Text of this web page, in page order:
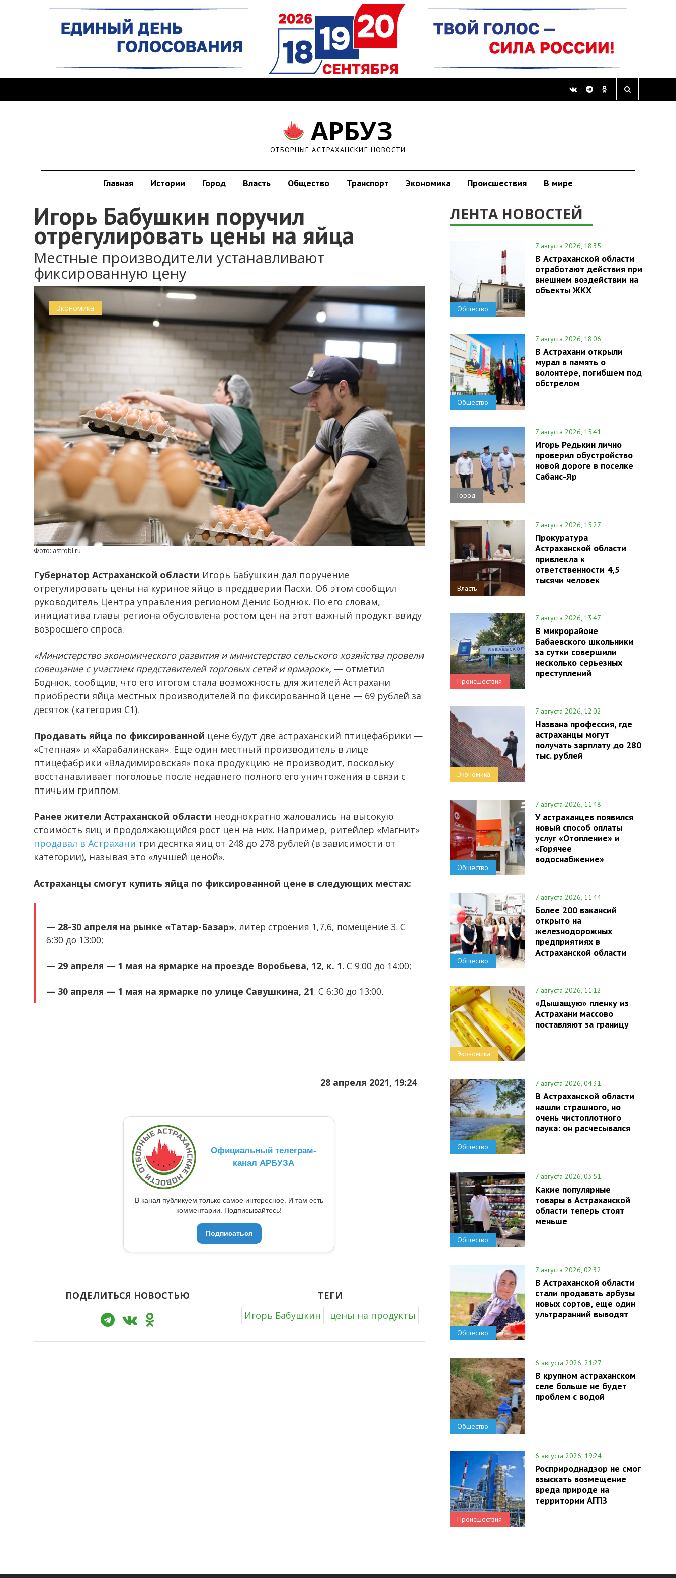
АРБУЗ
ОТБОРНЫЕ АСТРАХАНСКИЕ НОВОСТИ
Главная Истории Город Власть Общество Транспорт Экономика Происшествия В мире
Игорь Бабушкин поручил
отрегулировать цены на яйца
Местные производители устанавливают
фиксированную цену
Экономика
Фото: astrobl.ru
Губернатор Астраханской области Игорь Бабушкин дал поручение
отрегулировать цены на куриное яйцо в преддверии Пасхи. Об этом сообщил
руководитель Центра управления регионом Денис Боднюк. По его словам,
инициатива главы региона обусловлена ростом цен на этот важный продукт ввиду
возросшего спроса.
«Министерство экономического развития и министерство сельского хозяйства провели
совещание с участием представителей торговых сетей и ярмарок», — отметил
Боднюк, сообщив, что его итогом стала возможность для жителей Астрахани
приобрести яйца местных производителей по фиксированной цене — 69 рублей за
десяток (категория С1).
Продавать яйца по фиксированной цене будут две астраханский птицефабрики —
«Степная» и «Харабалинская». Еще один местный производитель в лице
птицефабрики «Владимировская» пока продукцию не производит, поскольку
восстанавливает поголовье после недавнего полного его уничтожения в связи с
птичьим гриппом.
Ранее жители Астраханской области неоднократно жаловались на высокую
стоимость яиц и продолжающийся рост цен на них. Например, ритейлер «Магнит»
продавал в Астрахани три десятка яиц от 248 до 278 рублей (в зависимости от
категории), называя это «лучшей ценой».
Астраханцы смогут купить яйца по фиксированной цене в следующих местах:
— 28-30 апреля на рынке «Татар-Базар», литер строения 1,7,6, помещение 3. С
6:30 до 13:00;
— 29 апреля — 1 мая на ярмарке на проезде Воробьева, 12, к. 1. С 9:00 до 14:00;
— 30 апреля — 1 мая на ярмарке по улице Савушкина, 21. С 6:30 до 13:00.
28 апреля 2021, 19:24
Официальный телеграм-
канал АРБУЗА
В канал публикуем только самое интересное. И там есть
комментарии. Подписывайтесь!
Подписаться
ПОДЕЛИТЬСЯ НОВОСТЬЮ
ТЕГИ
Игорь Бабушкин
цены на продукты
ЛЕНТА НОВОСТЕЙ
Общество
7 августа 2026, 18:35
В Астраханской области
отработают действия при
внешнем воздействии на
объекты ЖКХ
Общество
7 августа 2026, 18:06
В Астрахани открыли
мурал в память о
волонтере, погибшем под
обстрелом
Город
7 августа 2026, 15:41
Игорь Редькин лично
проверил обустройство
новой дороге в поселке
Сабанс-Яр
Власть
7 августа 2026, 15:27
Прокуратура
Астраханской области
привлекла к
ответственности 4,5
тысячи человек
Происшествия
7 августа 2026, 13:47
В микрорайоне
Бабаевского школьники
за сутки совершили
несколько серьезных
преступлений
Экономика
7 августа 2026, 12:02
Названа профессия, где
астраханцы могут
получать зарплату до 280
тыс. рублей
Общество
7 августа 2026, 11:48
У астраханцев появился
новый способ оплаты
услуг «Отопление» и
«Горячее
водоснабжение»
Общество
7 августа 2026, 11:44
Более 200 вакансий
открыто на
железнодорожных
предприятиях в
Астраханской области
Экономика
7 августа 2026, 11:12
«Дышащую» пленку из
Астрахани массово
поставляют за границу
Общество
7 августа 2026, 04:31
В Астраханской области
нашли страшного, но
очень чистоплотного
паука: он расчесывался
Общество
7 августа 2026, 03:51
Какие популярные
товары в Астраханской
области теперь стоят
меньше
Общество
7 августа 2026, 02:32
В Астраханской области
стали продавать арбузы
новых сортов, еще один
ультраранний выводят
Общество
6 августа 2026, 21:27
В крупном астраханском
селе больше не будет
проблем с водой
Происшествия
6 августа 2026, 19:24
Росприроднадзор не смог
взыскать возмещение
вреда природе на
территории АГПЗ